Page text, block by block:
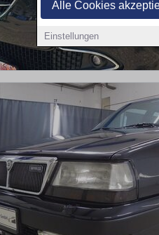
Alle Cookies
Einstellungen